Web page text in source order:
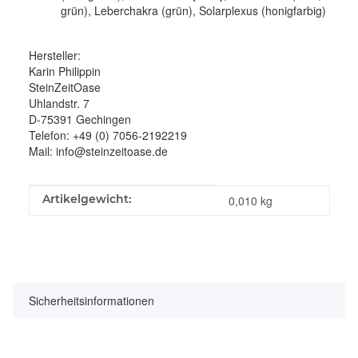
grün), Leberchakra (grün), Solarplexus (honigfarbig)
Hersteller:
Karin Philippin
SteinZeitOase
Uhlandstr. 7
D-75391 Gechingen
Telefon: +49 (0) 7056-2192219
Mail: info@steinzeitoase.de
Produkteigenschaft
Wert
Artikelgewicht: 0,010 kg
Sicherheitsinformationen